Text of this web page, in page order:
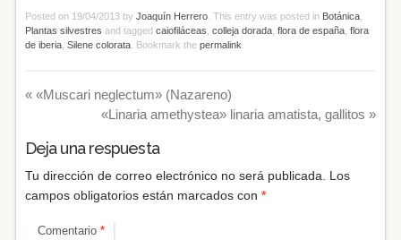
Posted on 19/04/2013 by Joaquín Herrero. This entry was posted in Botánica,
Plantas silvestres and tagged caiofiláceas colleja dorada, flora de españa, flora
de iberia, Silene colorata. Bookmark the permalink
««Muscari neglectum» (Nazareno)
«Linaria amethystea» linaria amatista, gallitos»
Deja una respuesta
Tu dirección de correo electrónico no será publicada.
Los
campos obligatorios están marcados con *
Comentario *